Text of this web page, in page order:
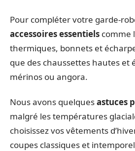
Pour compléter votre garde-
accessoires essentiels comme
thermiques, bonnets et
que des chaussettes hautes et
mérinos ou angora.
Nous avons quelquesastuces
malgré les températures
choisissez vos vêtements
coupes classiques et